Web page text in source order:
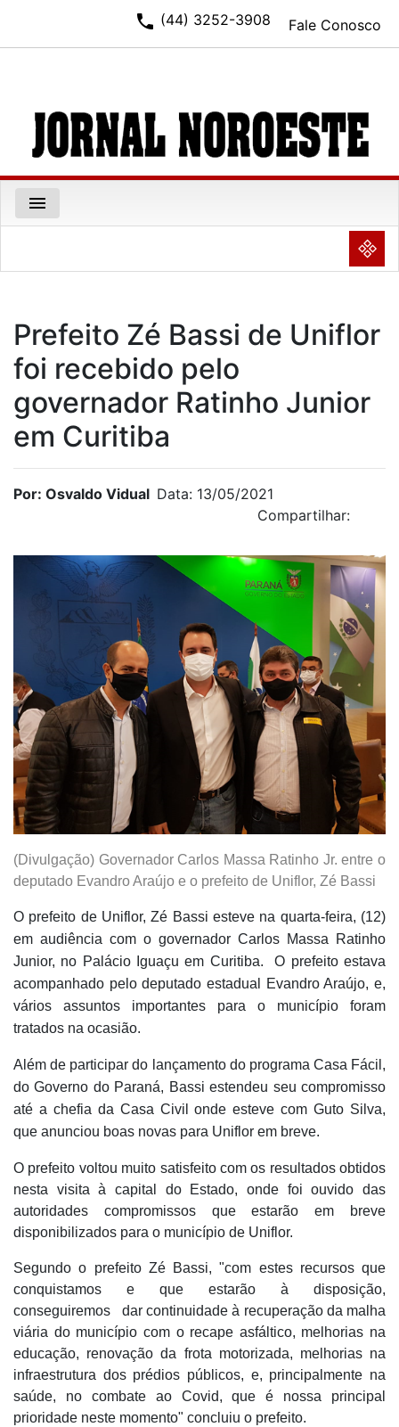
Fale Conosco
phone (44) 3252-3908
menu
NULL
Prefeito Zé Bassi de Uniflor
foi recebido pelo
governador Ratinho Junior
em Curitiba
Por: Osvaldo Vidual Data: 13/05/2021
Compartilhar:
(Divulgação) Governador Carlos Massa Ratinho Jr. entre o
deputado Evandro Araújo e o prefeito de Uniflor, Zé Bassi
O prefeito de Uniflor, Zé Bassi esteve na quarta-feira, (12)
em audiência com o governador Carlos Massa Ratinho
Junior, no Palácio Iguaçu em Curitiba.
O prefeito estava
acompanhado pelo deputado estadual Evandro Araújo, e,
vários assuntos importantes para o município foram
tratados na ocasião.
Além de participar do lançamento do programa Casa Fácil,
do Governo do Paraná, Bassi estendeu seu compromisso
até a chefia da Casa Civil onde esteve com Guto Silva,
que anunciou boas novas para Uniflor em breve.
O prefeito voltou muito satisfeito com os resultados obtidos
nesta visita à capital do Estado, onde foi ouvido das
autoridades compromissos que estarão em breve
disponibilizados para o município de Uniflor.
Segundo o prefeito Zé Bassi, "com estes recursos que
conquistamos e que estarão à disposição,
conseguiremos
dar continuidade à recuperação da malha
viária do município com o recape asfáltico, melhorias na
educação, renovação da frota motorizada, melhorias na
infraestrutura dos prédios públicos, e, principalmente na
saúde, no combate ao Covid, que é nossa principal
prioridade neste momento" concluiu o prefeito.